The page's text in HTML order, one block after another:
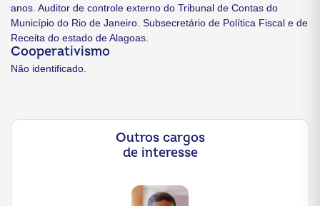
anos. Auditor de controle externo do Tribunal de Contas do
Município do Rio de Janeiro. Subsecretário de Política Fiscal e de
Receita do estado de Alagoas.
Cooperativismo
Não identificado.
Outros cargos
de interesse